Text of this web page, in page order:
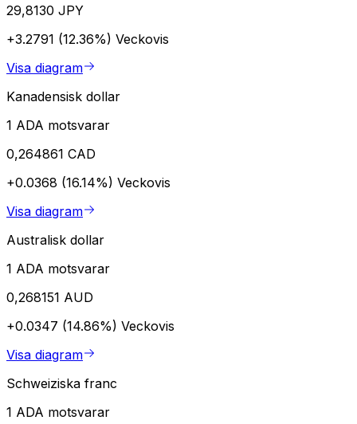
29,8130 JPY
+3.2791 (12.36%) Veckovis
Visa diagram
Kanadensisk dollar
1 ADA motsvarar
0,264861 CAD
+0.0368 (16.14%) Veckovis
Visa diagram
Australisk dollar
1 ADA motsvarar
0,268151 AUD
+0.0347 (14.86%) Veckovis
Visa diagram
Schweiziska franc
1 ADA motsvarar